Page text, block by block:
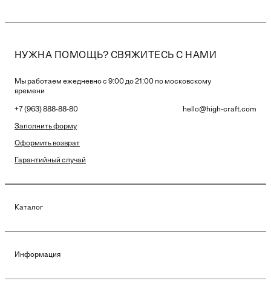
НУЖНА ПОМОЩЬ? СВЯЖИТЕСЬ С НАМИ
Мы работаем ежедневно с 9:00 до 21:00 по московскому
времени
+7 (963) 888-88-80 hello@high-craft.com
Заполнить форму
Оформить возврат
Гарантийный случай
Каталог
Информация